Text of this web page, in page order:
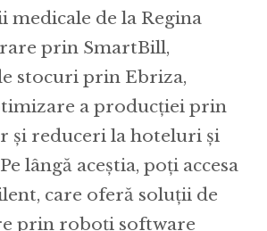
medicale de la Regina
prin SmartBill,
stocuri prin Ebriza,
a producției prin
și reduceri la hoteluri și
lângă aceștia, poți accesa
care oferă soluții de
prin roboți software